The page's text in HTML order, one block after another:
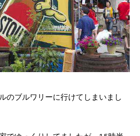
のブルワリーに行けてしまいまし